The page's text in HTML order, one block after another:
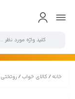
خانه/ کالای خواب/ روتختی